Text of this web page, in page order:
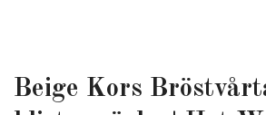
Beige Kors